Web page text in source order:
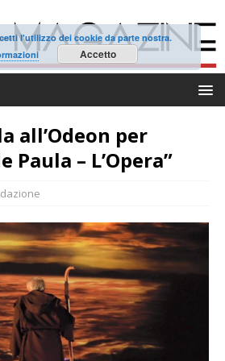
all’Odeon per
Paula – L’Opera”
l'utilizzo dei cookie da parte nostra.
Accetto